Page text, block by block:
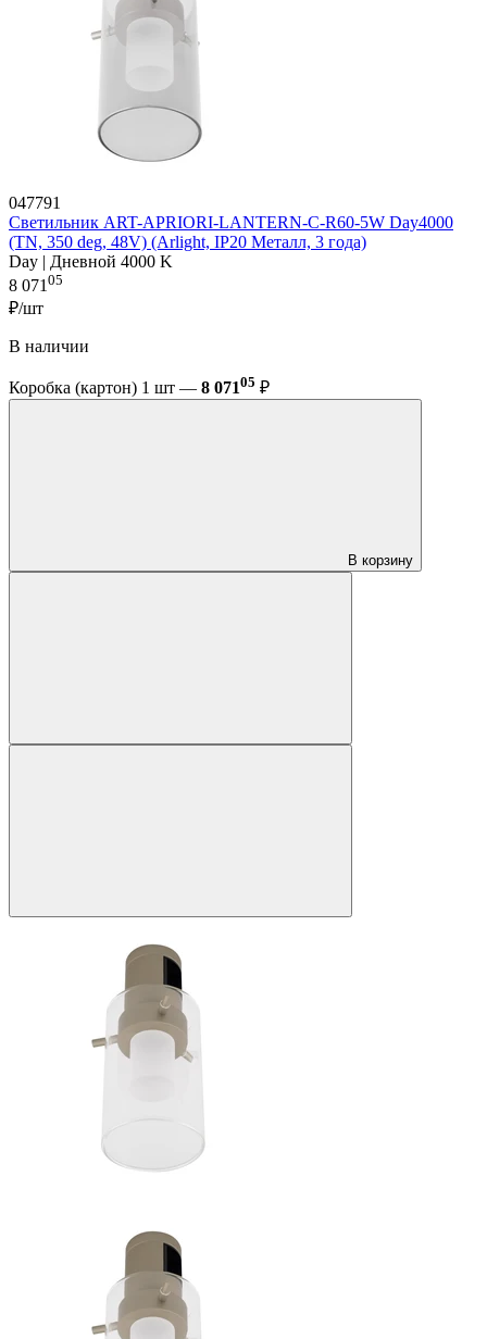
047791
Светильник ART-APRIORI-LANTERN-C-R60-5W Day4000
(TN, 350 deg, 48V) (Arlight, IP20 Металл, 3 года)
Day | Дневной 4000 K
8 071 05
₽/шт
В наличии
Коробка (картон) 1 шт — 8 07105 ₽
В корзину